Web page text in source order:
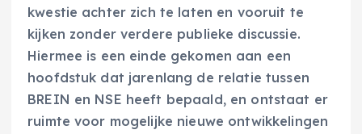
kwestie achter zich te laten en vooruit te
kijken zonder verdere publieke discussie.
Hiermee is een einde gekomen aan een
hoofdstuk dat jarenlang de relatie tussen
BREIN en NSE heeft bepaald, en ontstaat er
ruimte voor mogelijke nieuwe ontwikkelingen